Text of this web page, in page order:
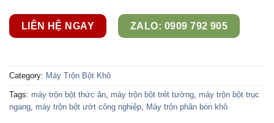
LIÊN HỆ NGAY ZALO: 0909 792 905
Category: Máy Trộn Bột Khô
Tags: máy trộn bột thức ăn, máy trộn bột trét tường, máy trộn bột trục
ngang, máy trộn bột ướt công nghiệp, Máy trộn phân bón khô